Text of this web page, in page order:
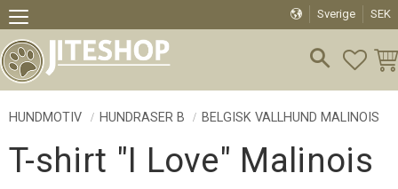
Meny
Sverige SEK
HUNDMOTIV HUNDRASER B BELGISK VALLHUND MALINOIS
T-shirt "I Love" Malinois